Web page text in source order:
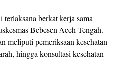
berkat kerja sama
Bebesen Aceh Tengah.
meliputi pemeriksaan kesehatan
hingga konsultasi kesehatan